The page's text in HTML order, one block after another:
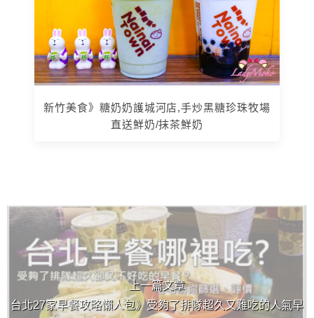
新竹美食》糖奶奶護城河店,手炒黑糖珍珠牧場
直送鮮奶/抹茶鮮奶
上 / 下一篇文章
上一篇文章
台北27家早餐攻略懶人包》受夠了排隊超久又難吃的人氣早